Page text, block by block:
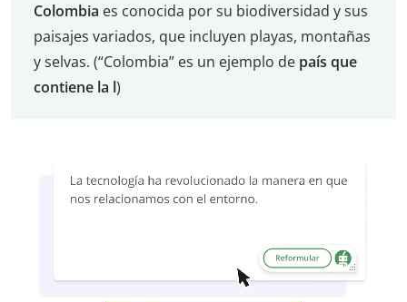
Colombia es conocida por su biodiversidad y sus
paisajes variados, que incluyen playas, montañas
y selvas. (“Colombia” es un ejemplo de país que
contiene la l)